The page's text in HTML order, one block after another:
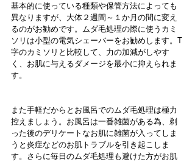
基本的に使っている種類や保管方法によっても
異なりますが、大体２週間～１か月の間に変え
るのがお勧めです。ムダ毛処理の際に使うカミ
ソリは小型の電気シェーバーをお勧めします。T
字のカミソリと比較して、力の加減がしやす
く、お肌に与えるダメージを最小に抑えられま
す。
また手軽だからとお風呂でのムダ毛処理は極力
控えましょう。お風呂は一番雑菌がある為、剃
った後のデリケートなお肌に雑菌が入ってしま
うと炎症などのお肌トラブルを引き起こしま
す。さらに毎日のムダ毛処理も避けた方がお肌